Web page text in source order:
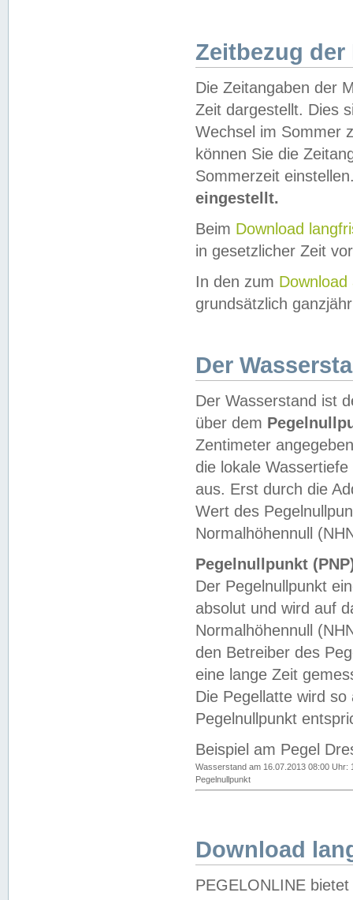
Zeitbezug der
Die Zeitangaben der
Zeit dargestellt. Dies
Wechsel im Sommer
können Sie die
Sommerzeit
eingestellt.
Beim Download
in gesetzlicher Zeit
In den zum Download
grundsätzlich
Der
Der Wasserstand ist
über dem
Zentimeter
die lokale
aus. Erst durch die
Wert des
Normalhöhennull
Pegelnullpunkt
Der Pegelnullpunkt
absolut und wird auf
Normalhöhennull
den Betreiber des
eine lange Zeit
Die Pegellatte wird
Pegelnullpunkt
Beispiel am Pegel
Wasserstand am 16.07.2013 08:00 Uhr:
Pegelnullpunkt
Download
PEGELONLINE